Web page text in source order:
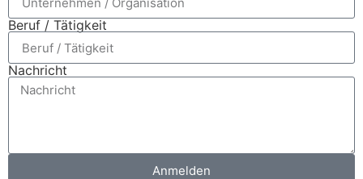
Beruf / Tätigkeit
Nachricht
Anmelden